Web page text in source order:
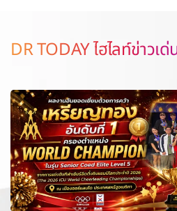
DR TODAY ไฮไลท์ข่าวเ